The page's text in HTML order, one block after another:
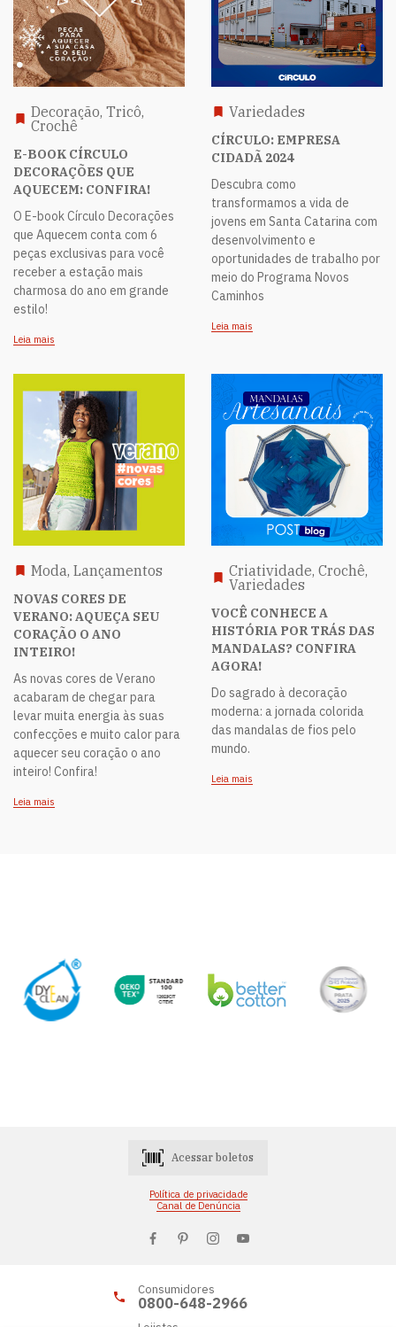
Decoração, Tricô,
Crochê
E-BOOK CÍRCULO
DECORAÇÕES QUE
AQUECEM: CONFIRA!
O E-book Círculo Decorações
que Aquecem conta com 6
peças exclusivas para você
receber a estação mais
charmosa do ano em grande
estilo!
Leia mais
Variedades
CÍRCULO: EMPRESA
CIDADÃ 2024
Descubra como
transformamos a vida de
jovens em Santa Catarina com
desenvolvimento e
oportunidades de trabalho por
meio do Programa Novos
Caminhos
Leia mais
Moda, Lançamentos
NOVAS CORES DE
VERANO: AQUEÇA SEU
CORAÇÃO O ANO
INTEIRO!
As novas cores de Verano
acabaram de chegar para
levar muita energia às suas
confecções e muito calor para
aquecer seu coração o ano
inteiro! Confira!
Leia mais
Criatividade, Crochê,
Variedades
VOCÊ CONHECE A
HISTÓRIA POR TRÁS DAS
MANDALAS? CONFIRA
AGORA!
Do sagrado à decoração
moderna: a jornada colorida
das mandalas de fios pelo
mundo.
Leia mais
Acessar boletos
Política de privacidade
Canal de Denúncia
Consumidores
0800-648-2966